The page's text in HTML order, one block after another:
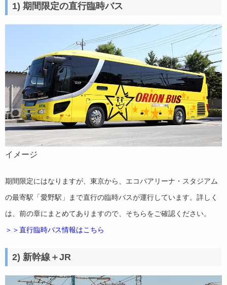
1) 期間限定の直行臨時バス
イメージ
期間限定にはなりますが、東京から、エコパアリーナ・スタジアム
の最寄駅「愛野駅」まで直行の臨時バスが運行しています。詳しく
は、前の章にまとめてありますので、そちらをご確認ください。
＞＞直行臨時バス情報はこちら
2) 新幹線＋JR